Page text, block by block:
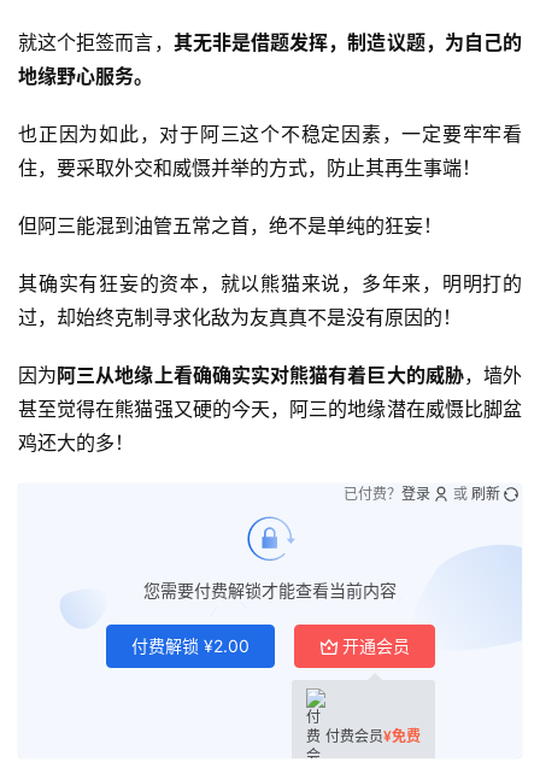
就这个拒签而言， 其无非是借题发挥，制造议题，为自己的
地缘野心服务。
也正因为如此，对于阿三这个不稳定因素，一定要牢牢看
住，要采取外交和威慑并举的方式，防止其再生事端！
但阿三能混到油管五常之首，绝不是单纯的狂妄！
其确实有狂妄的资本，就以熊猫来说，多年来，明明打的
过，却始终克制寻求化敌为友真真不是没有原因的！
因为阿三从地缘上看确确实实对熊猫有着巨大的威胁，墙外
甚至觉得在熊猫强又硬的今天，阿三的地缘潜在威慑比脚盆
鸡还大的多！
您需要付费解锁才能查看当前内容
付费解锁 ¥2.00 开通会员
付费会员¥免费
已付费？ 登录 或 刷新